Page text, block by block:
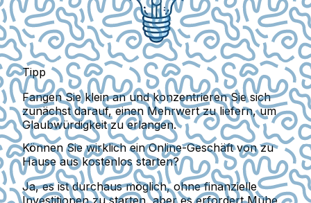
Tipp
Fangen Sie klein an und konzentrieren Sie sich
zunächst darauf, einen Mehrwert zu liefern, um
Glaubwürdigkeit zu erlangen.
Können Sie wirklich ein Online-Geschäft von zu
Hause aus kostenlos starten?
Ja, es ist durchaus möglich, ohne finanzielle